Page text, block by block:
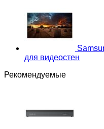
для видеостен
Рекомендуемые